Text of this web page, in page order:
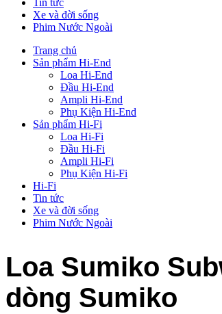
Tin tức
Xe và đời sống
Phim Nước Ngoài
Trang chủ
Sản phẩm Hi-End
Loa Hi-End
Đầu Hi-End
Ampli Hi-End
Phụ Kiện Hi-End
Sản phẩm Hi-Fi
Loa Hi-Fi
Đầu Hi-Fi
Ampli Hi-Fi
Phụ Kiện Hi-Fi
Hi-Fi
Tin tức
Xe và đời sống
Phim Nước Ngoài
Loa Sumiko
dòng Sumiko